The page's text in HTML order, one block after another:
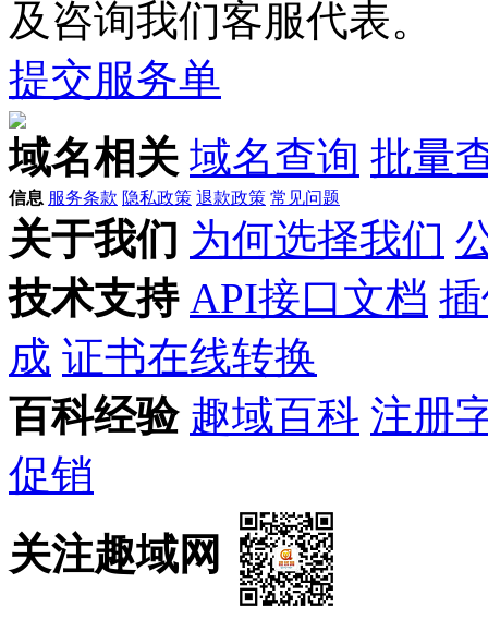
及咨询我们客服代表。
提交服务单
域名相关 域名查询 批量
信息 服务条款 隐私政策 退款政策 常见问题
关于我们 为何选择我们
技术支持 API接口文档
成 证书在线转换
百科经验 趣域百科 注册
促销
关注趣域网